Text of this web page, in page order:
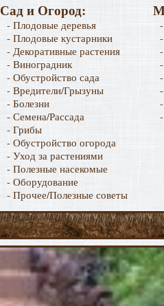
Сад и Огород:
- Плодовые деревья
- Плодовые кустарники
- Декоративные растения
- Виноградник
- Обустройство сада
- Вредители/Грызуны
- Болезни
- Семена/Рассада
- Грибы
- Обустройство огорода
- Уход за растениями
- Полезные насекомые
- Оборудование
- Прочее/Полезные советы